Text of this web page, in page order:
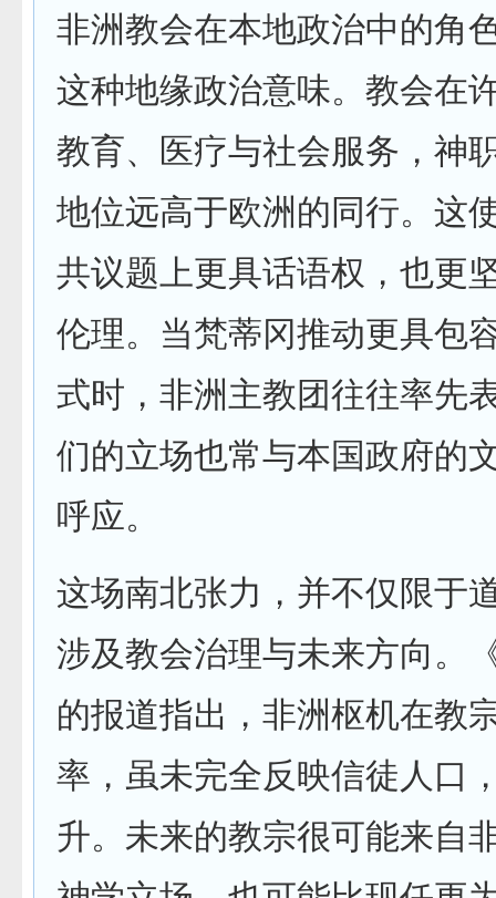
非洲教会在本地政治中的角
这种地缘政治意味。教会在
教育、医疗与社会服务，神
地位远高于欧洲的同行。这
共议题上更具话语权，也更
伦理。当梵蒂冈推动更具包
式时，非洲主教团往往率先
们的立场也常与本国政府的
呼应。
这场南北张力，并不仅限于
涉及教会治理与未来方向。
的报道指出，非洲枢机在教
率，虽未完全反映信徒人口
升。未来的教宗很可能来自